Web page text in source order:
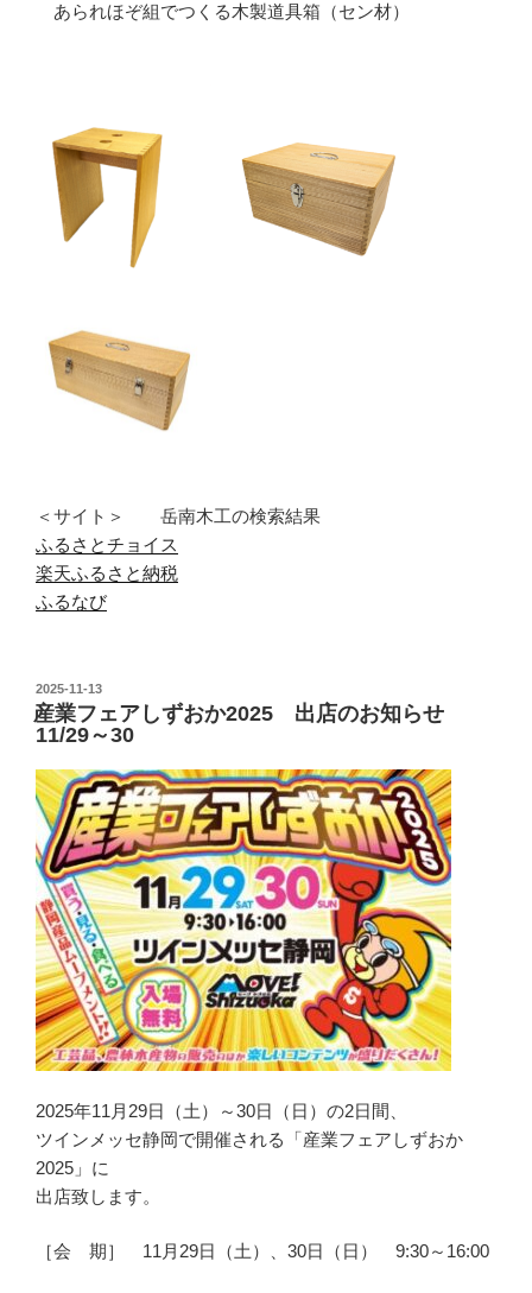
あられほぞ組でつくる木製道具箱（セン材）
＜サイト＞ 岳南木工の検索結果
ふるさとチョイス
楽天ふるさと納税
ふるなび
投
稿
日:
2025-11-13
産業フェアしずおか2025 出店のお知らせ
11/29～30
2025年11月29日（土）～30日（日）の2日間、
ツインメッセ静岡で開催される「産業フェアしずおか
2025」に
出店致します。
［会 期］ 11月29日（土）、30日（日） 9:30～16:00